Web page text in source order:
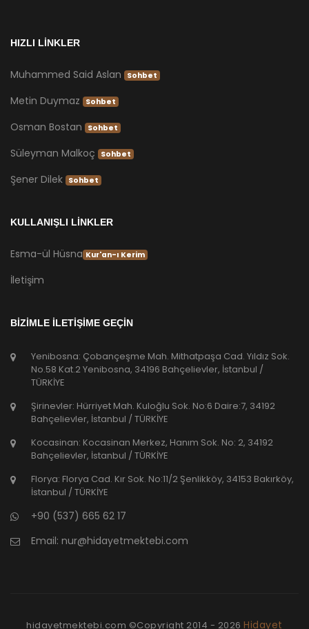
HIZLI LİNKLER
Muhammed Said Aslan Sohbet
Metin Duymaz Sohbet
Osman Bostan Sohbet
Süleyman Malkoç Sohbet
Şener Dilek Sohbet
KULLANIŞLI LİNKLER
Esma-ül Hüsna Kur'an-ı Kerim
İletişim
BİZİMLE İLETİŞİME GEÇİN
Yenibosna: Çobançeşme Mah. Mithatpaşa Cad. Yıldız Sok.
No.58 Kat.2 Yenibosna, 34196 Bahçelievler, İstanbul /
TÜRKİYE
Şirinevler: Hürriyet Mah. Kuloğlu Sok. No:6 Daire:7, 34192
Bahçelievler, İstanbul / TÜRKİYE
Kocasinan: Kocasinan Merkez, Hanım Sok. No: 2, 34192
Bahçelievler, İstanbul / TÜRKİYE
Florya: Florya Cad. Kır Sok. No:11/2 Şenlikköy, 34153 Bakırköy,
İstanbul / TÜRKİYE
+90 (537) 665 62 17
Email: nur@hidayetmektebi.com
hidayetmektebi.com ©Copyright 2014 - 2026Hidayet